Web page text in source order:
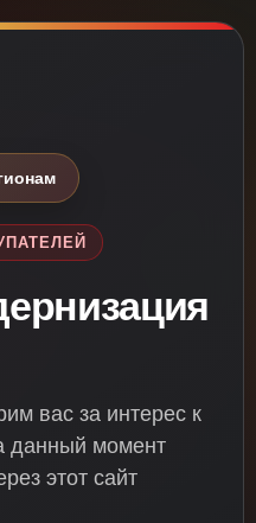
вас за интерес к
данный момент
этот сайт